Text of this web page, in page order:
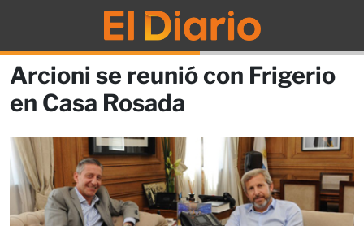
Arcioni se reunió con Frigerio
en Casa Rosada